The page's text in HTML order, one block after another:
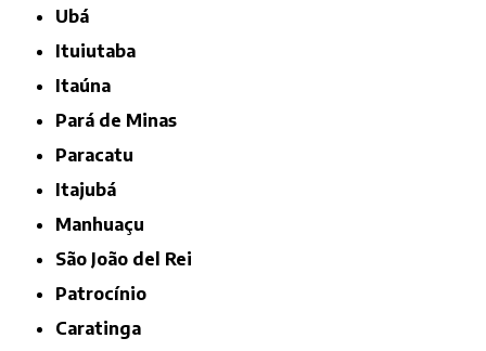
Ubá
Ituiutaba
Itaúna
Pará de Minas
Paracatu
Itajubá
Manhuaçu
São João del Rei
Patrocínio
Caratinga